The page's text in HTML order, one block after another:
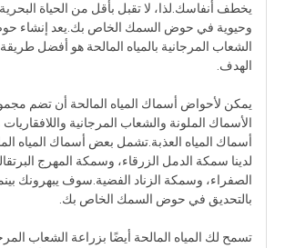
يخطف أنفاسك.لذا، لا تقبل بأقل من الحياة البحرية
وحيوية في حوض السمك الخاص بك.يعد إنشاء
الشعاب المرجانية بالمياه المالحة هو أفضل
الهدف.
يمكن لأحواض أسماك المياه المالحة أن تضم
الأسماك الملونة والشعاب المرجانية
أسماك المياه العذبة.تشمل بعض أسماك المياه
لدينا سمكة الدمل الزرقاء، وسمكة المهرج
الصفراء، وسمكة الزناد الفضية.سوف يبهرونك
بالتحديق في حوض السمك الخاص بك.
تسمح لك المياه المالحة أيضًا بزراعة الشعاب